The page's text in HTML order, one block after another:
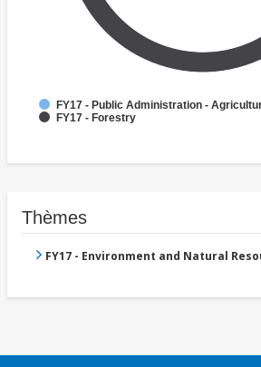
FY17 - Public Administration -
FY17 - Forestry
Thèmes
FY17 - Environment and Natural